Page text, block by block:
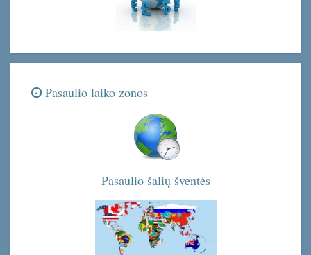
Pasaulio laiko zonos
Pasaulio šalių šventės